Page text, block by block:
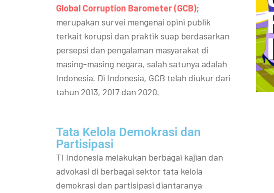
Global Corruption Barometer (GCB);
merupakan survei mengenai opini publik
terkait korupsi dan praktik suap berdasarkan
persepsi dan pengalaman masyarakat di
masing-masing negara, salah satunya adalah
Indonesia. Di Indonesia, GCB telah diukur dari
tahun 2013, 2017 dan 2020.
Tata Kelola Demokrasi dan
Partisipasi​
TI Indonesia melakukan berbagai kajian dan
advokasi di berbagai sektor tata kelola
demokrasi dan partisipasi diantaranya